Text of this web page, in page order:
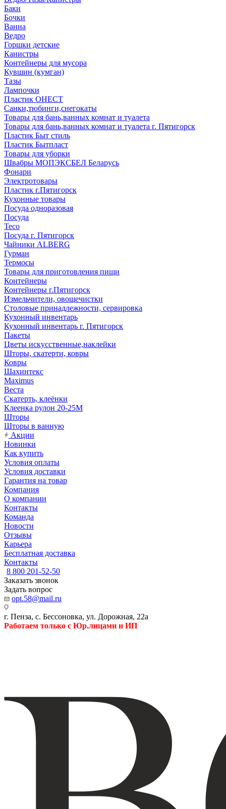
Баки
Бочки
Ванна
Ведро
Горшки детские
Канистры
Контейнеры для мусора
Кувшин (кумган)
Тазы
Лампочки
Пластик ОНЕСТ
Санки,тюбинги,снегокаты
Товары для бань,ванных комнат и туалета
Товары для бань,ванных комнат и туалета г. Пятигорск
Пластик Быт стиль
Пластик Бытпласт
Товары для уборки
Швабры МОПЭКСБЕЛ Беларусь
Фонари
Электротовары
Пластик г.Пятигорск
Кухонные товары
Посуда одноразовая
Посуда
Teco
Посуда г. Пятигорск
Чайники ALBERG
Гурман
Термосы
Товары для приготовления пищи
Контейнеры
Контейнеры г.Пятигорск
Измельчители, овощечистки
Столовые принадлежности, сервировка
Кухонный инвентарь
Кухонный инвентарь г. Пятигорск
Пакеты
Цветы искусственные,наклейки
Шторы, скатерти, ковры
Ковры
Шахинтекс
Maximus
Веста
Скатерть, клеёнки
Клеенка рулон 20-25М
Шторы
Шторы в ванную
Акции
Новинки
Как купить
Условия оплаты
Условия доставки
Гарантия на товар
Компания
О компании
Контакты
Команда
Новости
Отзывы
Карьера
Бесплатная доставка
Контакты
8 800 201-52-50
Заказать звонок
Задать вопрос
opt.58@mail.ru
г. Пенза, с. Бессоновка, ул. Дорожная, 22а
Работаем только с Юр.лицами и ИП